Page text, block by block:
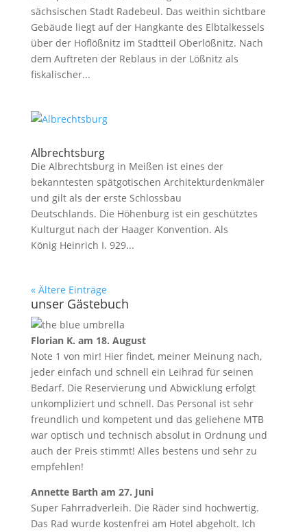
sächsischen Stadt Radebeul. Das weithin sichtbare
Gebäude liegt auf der Hangkante des Elbtalkessels
über der Hoflößnitz im Stadtteil Oberlößnitz. Nach
dem Auftreten der Reblaus in der Lößnitz als
fiskalischer...
Albrechtsburg
Die Albrechtsburg in Meißen ist eines der
bekanntesten spätgotischen Architekturdenkmäler
und gilt als der erste Schlossbau
Deutschlands. Die Höhenburg ist ein geschütztes
Kulturgut nach der Haager Konvention. Als
König Heinrich I. 929...
« Ältere Einträge
unser Gästebuch
Florian K. am 18. August
Note 1 von mir! Hier findet, meiner Meinung nach,
jeder einfach und schnell ein Leihrad für seinen
Bedarf. Die Reservierung und Abwicklung erfolgt
unkompliziert und schnell. Das Personal ist sehr
freundlich und kompetent und das geliehene MTB
war optisch und technisch absolut in Ordnung und
auch der Preis stimmt! Alles bestens und sehr zu
empfehlen!
Annette Barth am 27. Juni
Super Fahrradverleih. Die Räder sind hochwertig.
Das Rad wurde kostenfrei am Hotel abgeholt. Ich